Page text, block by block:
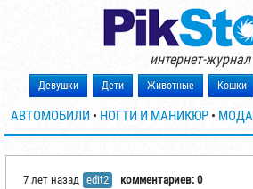
интернет-журнал
Девушки Дети Животные Кошки
АВТОМОБИЛИ • НОГТИ И МАНИКЮР• МОДА
7 лет назад edit2 комментариев: 0